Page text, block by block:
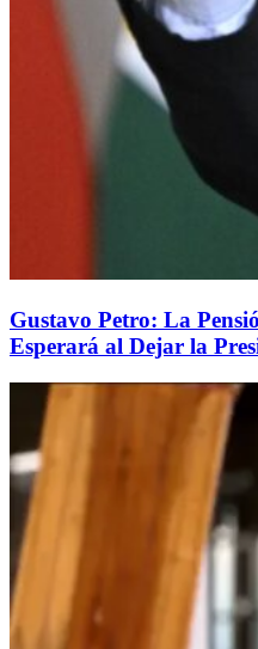
Gustavo Petro: La
Esperará al Dejar la